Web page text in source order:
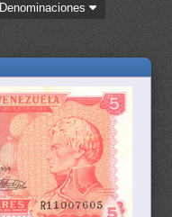
Denominaciones